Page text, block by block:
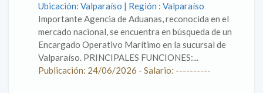
Ubicación: Valparaíso | Región : Valparaíso
Importante Agencia de Aduanas, reconocida en el
mercado nacional, se encuentra en búsqueda de un
Encargado Operativo Marítimo en la sucursal de
Valparaíso. PRINCIPALES FUNCIONES:...
Publicación: 24/06/2026 - Salario: ----------